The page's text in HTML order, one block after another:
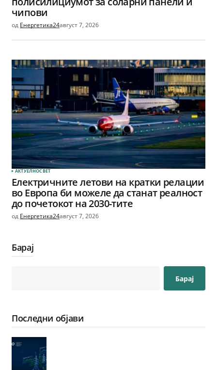
чипови
од Енергетика24август 7, 2026
АКТУЕЛНОСВЕТ
Електричните летови на кратки релации
во Европа би можеле да станат реалност
до почетокот на 2030-тите
од Енергетика24август 7, 2026
Барај
Барај
Последни објави